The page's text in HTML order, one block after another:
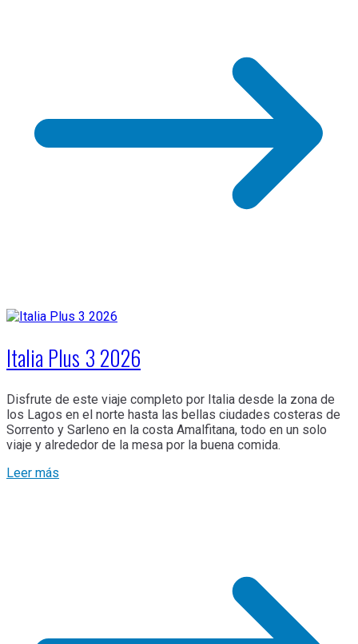
Italia Plus 3 2026
Disfrute de este viaje completo por Italia desde la zona de
los Lagos en el norte hasta las bellas ciudades costeras de
Sorrento y Sarleno en la costa Amalfitana, todo en un solo
viaje y alrededor de la mesa por la buena comida.
Leer más